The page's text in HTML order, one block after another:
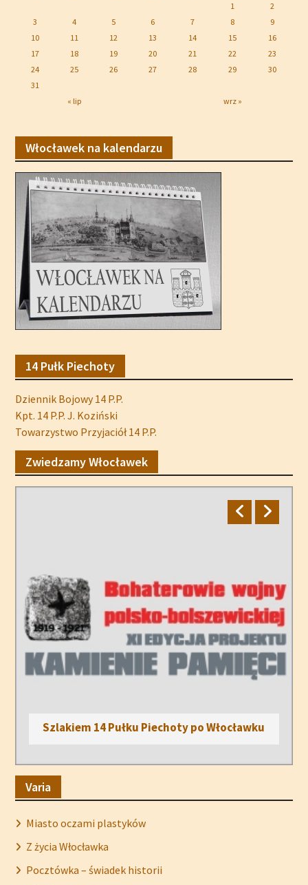
1
2
3
4 5 6 7 8
9
10
11 12 13 14 15
16
17
18 19 20 21 22
23
24
25 26 27 28 29
30
31
« lip
wrz »
Włocławek na kalendarzu
14 Pułk Piechoty
Dziennik Bojowy 14 P.P.
Kpt. 14 P.P. J. Koziński
Towarzystwo Przyjaciół 14 P.P.
Zwiedzamy Włocławek
Szlakiem 14 Pułku Piechoty po Włocławku
Varia
Miasto oczami plastyków
Z życia Włocławka
Pocztówka – świadek historii